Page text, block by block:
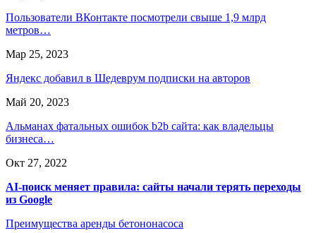
Пользователи ВКонтакте посмотрели свыше 1,9 млрд
метров…
Мар 25, 2023
Яндекс добавил в Шедеврум подписки на авторов
Май 20, 2023
Альманах фатальных ошибок b2b сайта: как владельцы
бизнеса…
Окт 27, 2022
AI-поиск меняет правила: сайты начали терять переходы
из Google
Преимущества аренды бетононасоса